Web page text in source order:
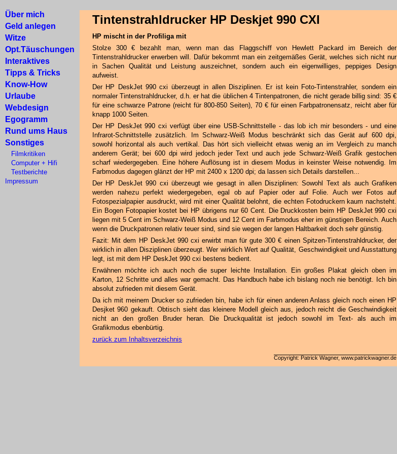
Über mich
Geld anlegen
Witze
Opt.Täuschungen
Interaktives
Tipps & Tricks
Know-How
Urlaube
Webdesign
Egogramm
Rund ums Haus
Sonstiges
Filmkritiken
Computer + Hifi
Testberichte
Impressum
Tintenstrahldrucker HP Deskjet 990 CXI
HP mischt in der Profiliga mit
Stolze 300 € bezahlt man, wenn man das Flaggschiff von Hewlett Packard im Bereich der
Tintenstrahldrucker erwerben will. Dafür bekommt man ein zeitgemäßes Gerät, welches sich nicht nur
in Sachen Qualität und Leistung auszeichnet, sondern auch ein eigenwilliges, peppiges Design
aufweist.
Der HP DeskJet 990 cxi überzeugt in allen Disziplinen. Er ist kein Foto-Tintenstrahler, sondern ein
normaler Tintenstrahldrucker, d.h. er hat die üblichen 4 Tintenpatronen, die nicht gerade billig sind: 35 €
für eine schwarze Patrone (reicht für 800-850 Seiten), 70 € für einen Farbpatronensatz, reicht aber für
knapp 1000 Seiten.
Der HP DeskJet 990 cxi verfügt über eine USB-Schnittstelle - das lob ich mir besonders - und eine
Infrarot-Schnittstelle zusätzlich. Im Schwarz-Weiß Modus beschränkt sich das Gerät auf 600 dpi,
sowohl horizontal als auch vertikal. Das hört sich vielleicht etwas wenig an im Vergleich zu manch
anderem Gerät; bei 600 dpi wird jedoch jeder Text und auch jede Schwarz-Weiß Grafik gestochen
scharf wiedergegeben. Eine höhere Auflösung ist in diesem Modus in keinster Weise notwendig. Im
Farbmodus dagegen glänzt der HP mit 2400 x 1200 dpi; da lassen sich Details darstellen...
Der HP DeskJet 990 cxi überzeugt wie gesagt in allen Disziplinen: Sowohl Text als auch Grafiken
werden nahezu perfekt wiedergegeben, egal ob auf Papier oder auf Folie. Auch wer Fotos auf
Fotospezialpapier ausdruckt, wird mit einer Qualität belohnt, die echten Fotodruckern kaum nachsteht.
Ein Bogen Fotopapier kostet bei HP übrigens nur 60 Cent. Die Druckkosten beim HP DeskJet 990 cxi
liegen mit 5 Cent im Schwarz-Weiß Modus und 12 Cent im Farbmodus eher im günstigen Bereich. Auch
wenn die Druckpatronen relativ teuer sind, sind sie wegen der langen Haltbarkeit doch sehr günstig.
Fazit: Mit dem HP DeskJet 990 cxi erwirbt man für gute 300 € einen Spitzen-Tintenstrahldrucker, der
wirklich in allen Disziplinen überzeugt. Wer wirklich Wert auf Qualität, Geschwindigkeit und Ausstattung
legt, ist mit dem HP DeskJet 990 cxi bestens bedient.
Erwähnen möchte ich auch noch die super leichte Installation. Ein großes Plakat gleich oben im
Karton, 12 Schritte und alles war gemacht. Das Handbuch habe ich bislang noch nie benötigt. Ich bin
absolut zufrieden mit diesem Gerät.
Da ich mit meinem Drucker so zufrieden bin, habe ich für einen anderen Anlass gleich noch einen HP
Desjket 960 gekauft. Obtisch sieht das kleinere Modell gleich aus, jedoch reicht die Geschwindigkeit
nicht an den großen Bruder heran. Die Druckqualität ist jedoch sowohl im Text- als auch im
Grafikmodus ebenbürtig.
zurück zum Inhaltsverzeichnis
Copyright: Patrick Wagner, www.patrickwagner.de